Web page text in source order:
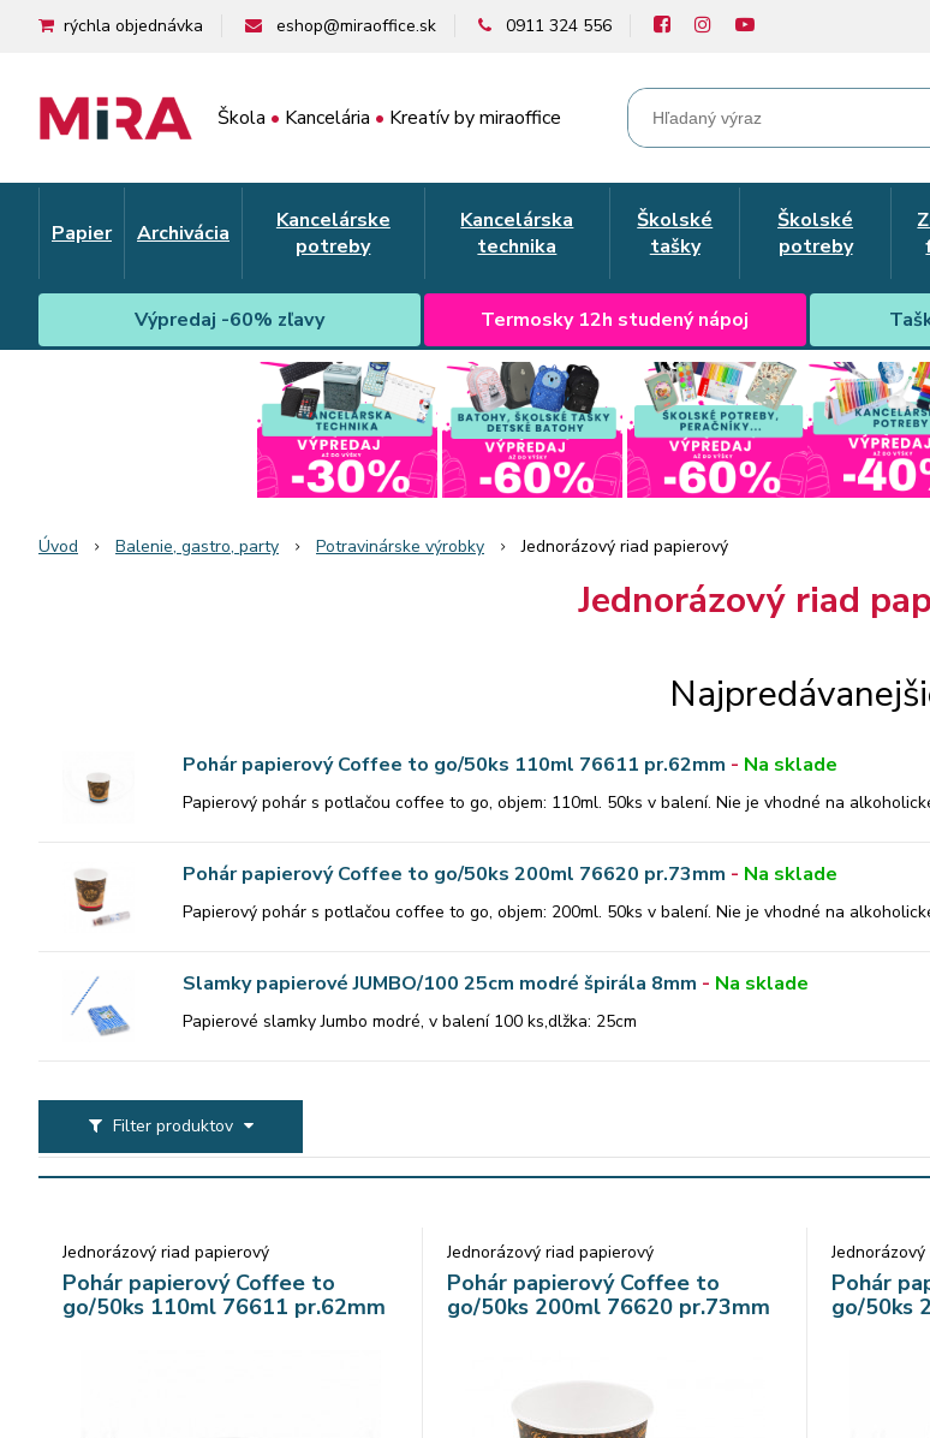
Škola • Kancelária • Kreatív by miraoffice
rýchla objednávka eshop@miraoffice.sk 0911 324 556
Papier Archivácia
Kancelárske
potreby
Kancelárska
technika
Školské
tašky
Školské
potreby
Výpredaj -60% zľavy Termosky 12h studený nápoj
Úvod Balenie, gastro, party Potravinárske výrobky Jednorázový riad papierový
Jednorázový riad
Pohár papierový Coffee to go/50ks 110ml 76611 pr.62mm - Na sklade
Papierový pohár s potlačou coffee to go, objem: 110ml. 50ks v balení. Nie je vhodné na
Pohár papierový Coffee to go/50ks 200ml 76620 pr.73mm - Na sklade
Papierový pohár s potlačou coffee to go, objem: 200ml. 50ks v balení. Nie je vhodné na
Slamky papierové JUMBO/100 25cm modré špirála 8mm - Na sklade
Papierové slamky Jumbo modré, v balení 100 ks,dlžka: 25cm
Filter produktov
Jednorázový riad papierový
Pohár papierový Coffee to
go/50ks 110ml 76611 pr.62mm
Jednorázový riad papierový
Pohár papierový Coffee to
go/50ks 200ml 76620 pr.73mm
Pohár
go/50ks